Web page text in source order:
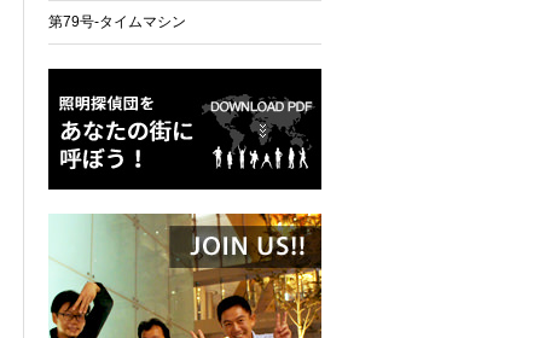
第79号-タイムマシン